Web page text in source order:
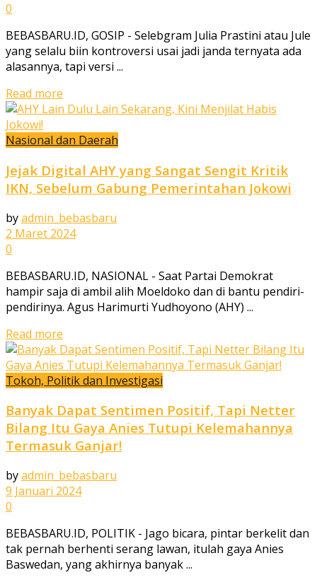
0
BEBASBARU.ID, GOSIP - Selebgram Julia Prastini atau Jule
yang selalu biin kontroversi usai jadi janda ternyata ada
alasannya, tapi versi ...
Read more
Nasional dan Daerah
Jejak Digital AHY yang Sangat Sengit Kritik
IKN, Sebelum Gabung Pemerintahan Jokowi
byadmin_bebasbaru
2 Maret 2024
0
BEBASBARU.ID, NASIONAL - Saat Partai Demokrat
hampir saja di ambil alih Moeldoko dan di bantu pendiri-
pendirinya. Agus Harimurti Yudhoyono (AHY) ...
Read more
Tokoh, Politik dan Investigasi
Banyak Dapat Sentimen Positif, Tapi Netter
Bilang Itu Gaya Anies Tutupi Kelemahannya
Termasuk Ganjar!
byadmin_bebasbaru
9 Januari 2024
0
BEBASBARU.ID, POLITIK - Jago bicara, pintar berkelit dan
tak pernah berhenti serang lawan, itulah gaya Anies
Baswedan, yang akhirnya banyak ...